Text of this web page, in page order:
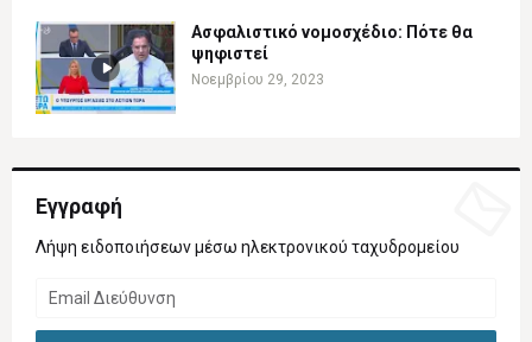
Ασφαλιστικό νομοσχέδιο: Πότε θα
ψηφιστεί
Νοεμβρίου 29, 2023
Εγγραφή
Λήψη ειδοποιήσεων μέσω ηλεκτρονικού ταχυδρομείου